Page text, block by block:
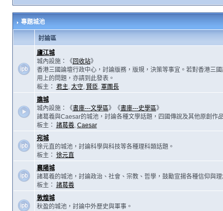
專題城池
討論區
廬江城
城內設施：《回收站》
香港三國論壇行政中心，討論版務，版規，決策等事宜。若對香港三
用上的問題，亦請到此發表。
板主： 君主, 太守, 賢臣, 軍團長
譙城
城內設施：《書庫---文學區》《書庫---史學區》
諸葛羲與Caesar的城池，討論各種文學話題，四國傳說及其他原創作
板主： 諸葛羲, Caesar
宛城
徐元直的城池，討論科學與科技等各種理科類話題。
板主： 徐元直
襄陽城
諸葛羲的城池，討論政治、社會、宗教、哲學，鼓勵宣揚各種信仰與理
板主： 諸葛羲
敦煌城
秋盈的城池，討論中外歷史與軍事。